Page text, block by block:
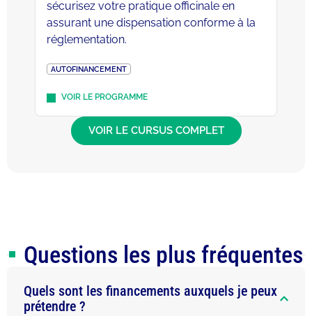
sécurisez votre pratique officinale en
assurant une dispensation conforme à la
réglementation.
AUTOFINANCEMENT
VOIR LE PROGRAMME
VOIR LE CURSUS COMPLET
Questions les plus fréquentes
Quels sont les financements auxquels je peux
prétendre ?